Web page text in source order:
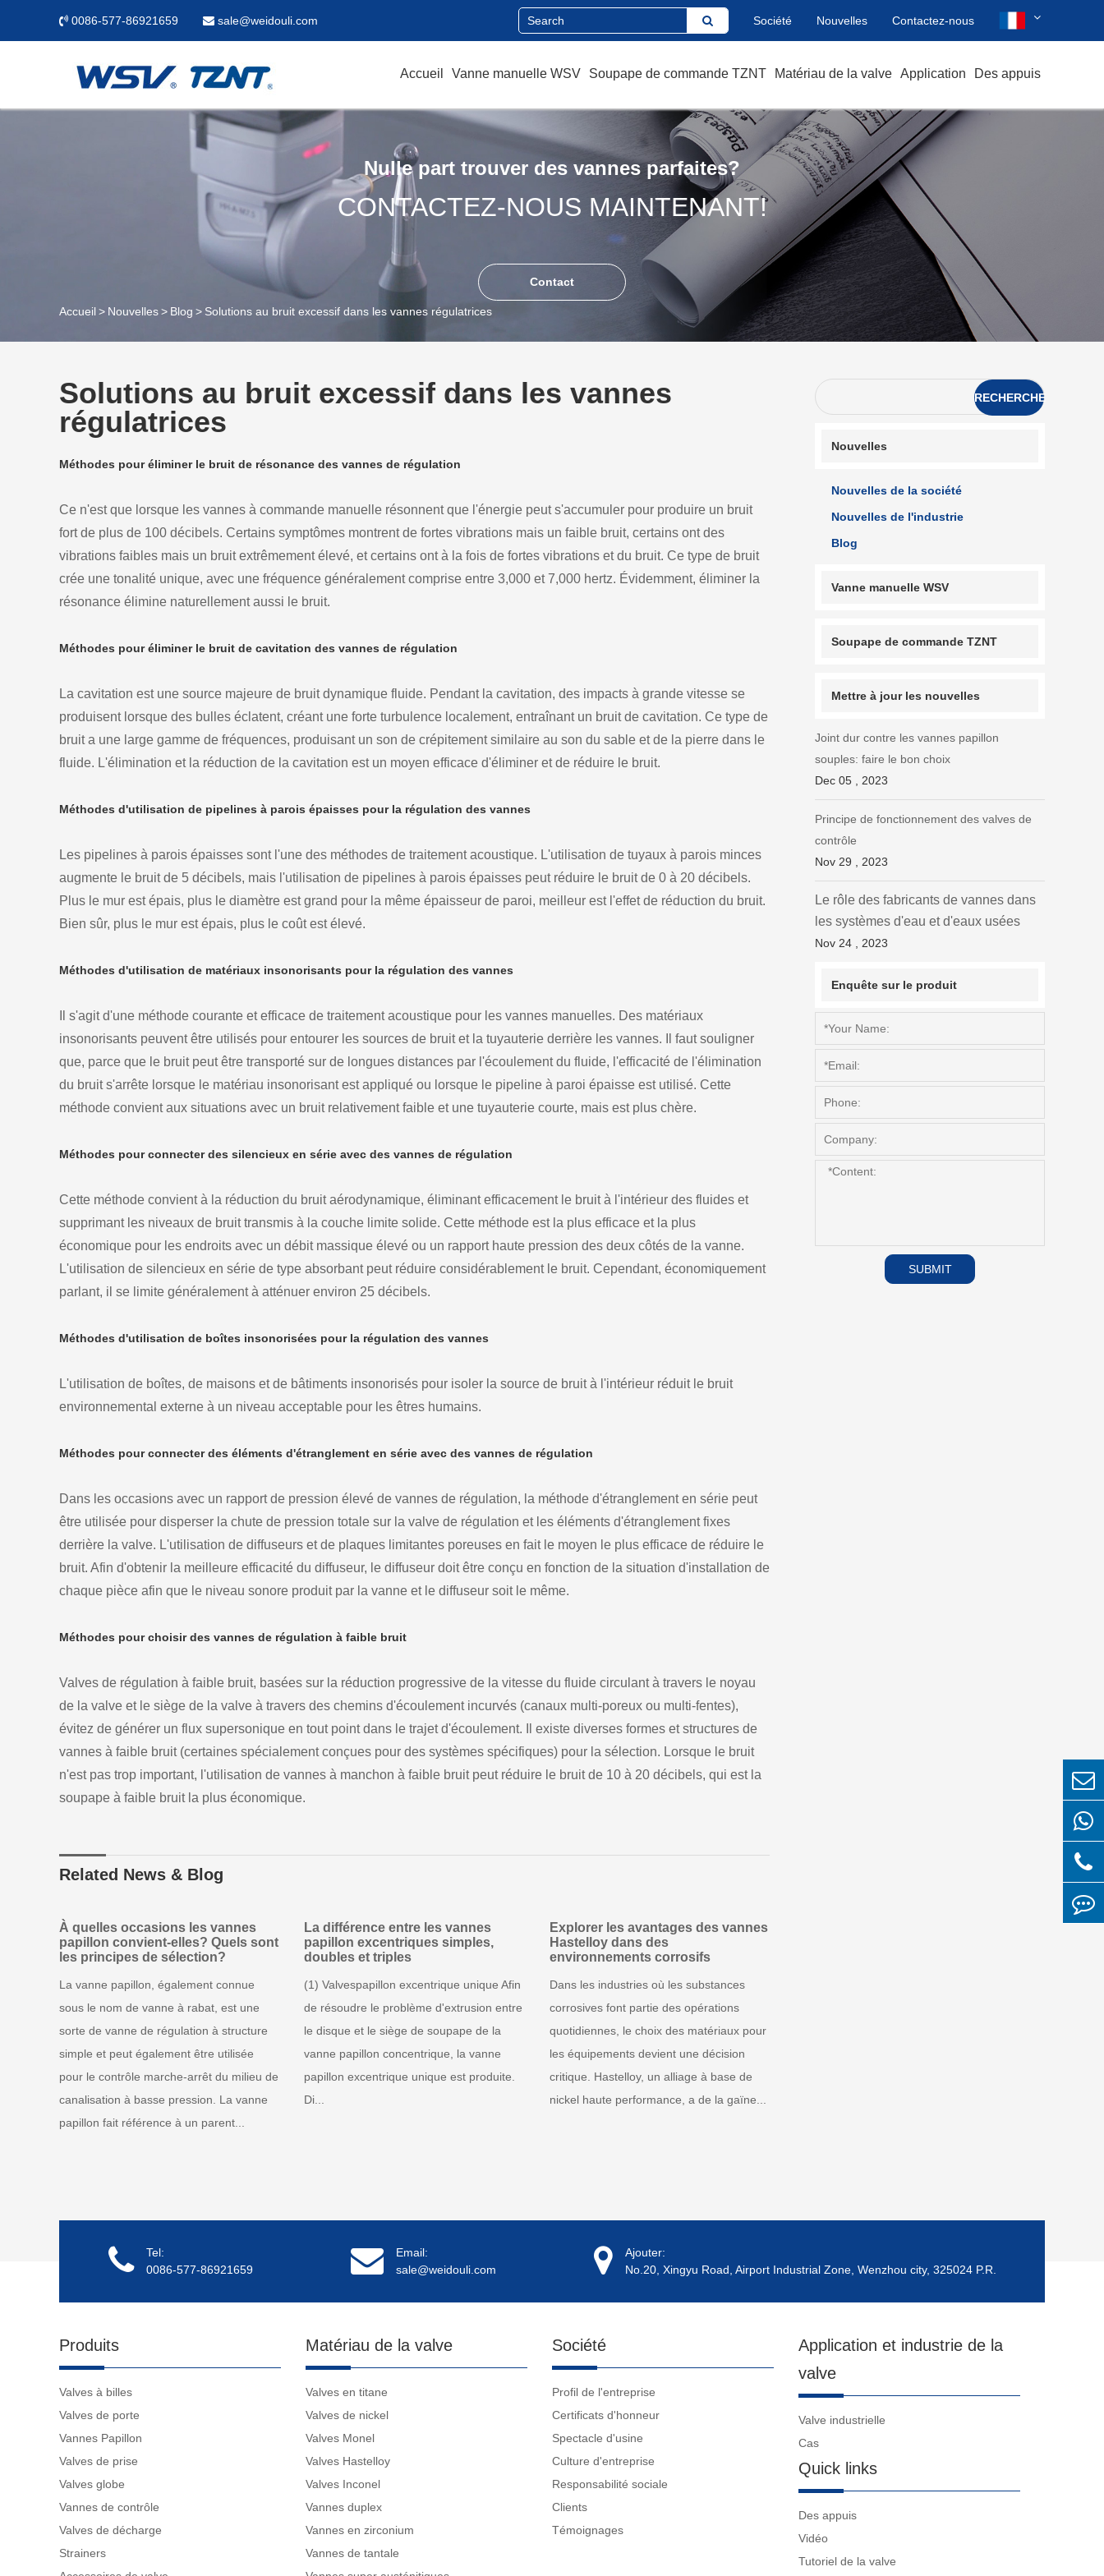
0086-577-86921659 sale@weidouli.com Société Nouvelles Contactez-nous
Accueil Vanne manuelle WSV Soupape de commande TZNT Matériau de la valve Application Des appuis
Nulle part trouver des vannes parfaites?
CONTACTEZ-NOUS MAINTENANT!
Contact
Accueil Nouvelles Blog Solutions au bruit excessif dans les vannes régulatrices
Solutions au bruit excessif dans les vannes
régulatrices
Méthodes pour éliminer le bruit de résonance des vannes de régulation
Ce n'est que lorsque les vannes à commande manuelle résonnent que l'énergie peut s'accumuler pour produire un bruit
fort de plus de 100 décibels. Certains symptômes montrent de fortes vibrations mais un faible bruit, certains ont des
vibrations faibles mais un bruit extrêmement élevé, et certains ont à la fois de fortes vibrations et du bruit. Ce type de bruit
crée une tonalité unique, avec une fréquence généralement comprise entre 3,000 et 7,000 hertz. Évidemment, éliminer la
résonance élimine naturellement aussi le bruit.
Méthodes pour éliminer le bruit de cavitation des vannes de régulation
La cavitation est une source majeure de bruit dynamique fluide. Pendant la cavitation, des impacts à grande vitesse se
produisent lorsque des bulles éclatent, créant une forte turbulence localement, entraînant un bruit de cavitation. Ce type de
bruit a une large gamme de fréquences, produisant un son de crépitement similaire au son du sable et de la pierre dans le
fluide. L'élimination et la réduction de la cavitation est un moyen efficace d'éliminer et de réduire le bruit.
Méthodes d'utilisation de pipelines à parois épaisses pour la régulation des vannes
Les pipelines à parois épaisses sont l'une des méthodes de traitement acoustique. L'utilisation de tuyaux à parois minces
augmente le bruit de 5 décibels, mais l'utilisation de pipelines à parois épaisses peut réduire le bruit de 0 à 20 décibels.
Plus le mur est épais, plus le diamètre est grand pour la même épaisseur de paroi, meilleur est l'effet de réduction du bruit.
Bien sûr, plus le mur est épais, plus le coût est élevé.
Méthodes d'utilisation de matériaux insonorisants pour la régulation des vannes
Il s'agit d'une méthode courante et efficace de traitement acoustique pour les vannes manuelles. Des matériaux
insonorisants peuvent être utilisés pour entourer les sources de bruit et la tuyauterie derrière les vannes. Il faut souligner
que, parce que le bruit peut être transporté sur de longues distances par l'écoulement du fluide, l'efficacité de l'élimination
du bruit s'arrête lorsque le matériau insonorisant est appliqué ou lorsque le pipeline à paroi épaisse est utilisé. Cette
méthode convient aux situations avec un bruit relativement faible et une tuyauterie courte, mais est plus chère.
Méthodes pour connecter des silencieux en série avec des vannes de régulation
Cette méthode convient à la réduction du bruit aérodynamique, éliminant efficacement le bruit à l'intérieur des fluides et
supprimant les niveaux de bruit transmis à la couche limite solide. Cette méthode est la plus efficace et la plus
économique pour les endroits avec un débit massique élevé ou un rapport haute pression des deux côtés de la vanne.
L'utilisation de silencieux en série de type absorbant peut réduire considérablement le bruit. Cependant, économiquement
parlant, il se limite généralement à atténuer environ 25 décibels.
Méthodes d'utilisation de boîtes insonorisées pour la régulation des vannes
L'utilisation de boîtes, de maisons et de bâtiments insonorisés pour isoler la source de bruit à l'intérieur réduit le bruit
environnemental externe à un niveau acceptable pour les êtres humains.
Méthodes pour connecter des éléments d'étranglement en série avec des vannes de régulation
Dans les occasions avec un rapport de pression élevé de vannes de régulation, la méthode d'étranglement en série peut
être utilisée pour disperser la chute de pression totale sur la valve de régulation et les éléments d'étranglement fixes
derrière la valve. L'utilisation de diffuseurs et de plaques limitantes poreuses en fait le moyen le plus efficace de réduire le
bruit. Afin d'obtenir la meilleure efficacité du diffuseur, le diffuseur doit être conçu en fonction de la situation d'installation de
chaque pièce afin que le niveau sonore produit par la vanne et le diffuseur soit le même.
Méthodes pour choisir des vannes de régulation à faible bruit
Valves de régulation à faible bruit, basées sur la réduction progressive de la vitesse du fluide circulant à travers le noyau
de la valve et le siège de la valve à travers des chemins d'écoulement incurvés (canaux multi-poreux ou multi-fentes),
évitez de générer un flux supersonique en tout point dans le trajet d'écoulement. Il existe diverses formes et structures de
vannes à faible bruit (certaines spécialement conçues pour des systèmes spécifiques) pour la sélection. Lorsque le bruit
n'est pas trop important, l'utilisation de vannes à manchon à faible bruit peut réduire le bruit de 10 à 20 décibels, qui est la
soupape à faible bruit la plus économique.
Related News & Blog
À quelles occasions les vannes
papillon convient-elles? Quels sont
les principes de sélection?
La vanne papillon, également connue
sous le nom de vanne à rabat, est une
sorte de vanne de régulation à structure
simple et peut également être utilisée
pour le contrôle marche-arrêt du milieu de
canalisation à basse pression. La vanne
papillon fait référence à un parent...
La différence entre les vannes
papillon excentriques simples,
doubles et triples
(1) Valvespapillon excentrique unique Afin
de résoudre le problème d'extrusion entre
le disque et le siège de soupape de la
vanne papillon concentrique, la vanne
papillon excentrique unique est produite.
Di...
Explorer les avantages des vannes
Hastelloy dans des
environnements corrosifs
Dans les industries où les substances
corrosives font partie des opérations
quotidiennes, le choix des matériaux pour
les équipements devient une décision
critique. Hastelloy, un alliage à base de
nickel haute performance, a de la gaïne...
RECHERCHE
Nouvelles
Nouvelles de la société
Nouvelles de l'industrie
Blog
Vanne manuelle WSV
Soupape de commande TZNT
Mettre à jour les nouvelles
Joint dur contre les vannes papillon
souples: faire le bon choix
Dec 05 , 2023
Principe de fonctionnement des valves de
contrôle
Nov 29 , 2023
Le rôle des fabricants de vannes dans
les systèmes d'eau et d'eaux usées
Nov 24 , 2023
Enquête sur le produit
SUBMIT
Tel:
0086-577-86921659
Email:
sale@weidouli.com
Ajouter:
No.20, Xingyu Road, Airport Industrial Zone, Wenzhou city, 325024 P.R.
Produits
Valves à billes
Valves de porte
Vannes Papillon
Valves de prise
Valves globe
Vannes de contrôle
Valves de décharge
Strainers
Matériau de la valve
Valves en titane
Valves de nickel
Valves Monel
Valves Hastelloy
Valves Inconel
Vannes duplex
Vannes en zirconium
Vannes de tantale
Société
Profil de l'entreprise
Certificats d'honneur
Spectacle d'usine
Culture d'entreprise
Responsabilité sociale
Clients
Témoignages
Application et industrie de la
valve
Valve industrielle
Cas
Quick links
Des appuis
Vidéo
Tutoriel de la valve